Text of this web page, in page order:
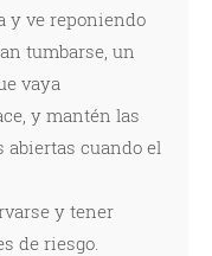
y ve reponiendo
tumbarse, un
vaya
y mantén las
abiertas cuando el
y tener
de riesgo.